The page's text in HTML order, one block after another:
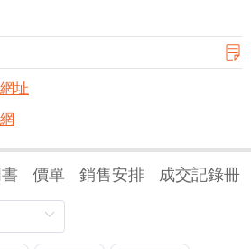
址
價單 銷售安排 成交記錄冊